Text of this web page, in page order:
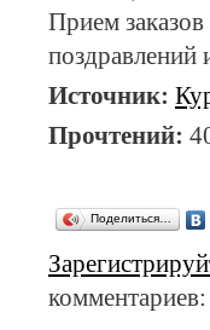
Прием
поздравлений
Источник:
Прочтений:
Поделиться…